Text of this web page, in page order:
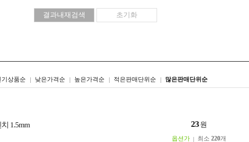
기상품순 낮은가격순 높은가격순 적은판매단위순 많은판매단위순
스트형
갤러리형
1.5mm 23 원
옵션가 최소 220개